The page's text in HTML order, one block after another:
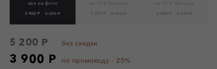
как на фото
3 900 Р 5 200 Р 5 070 Р 6 760 Р 6 240 Р 8 320 Р
5 200 Р без скидки
3 900 Р по промокоду - 25%